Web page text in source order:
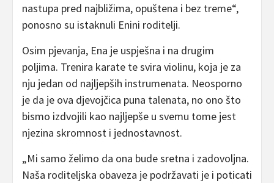
nastupa pred najbližima, opuštena i bez treme“,
ponosno su istaknuli Enini roditelji.
Osim pjevanja, Ena je uspješna i na drugim
poljima. Trenira karate te svira violinu, koja je za
nju jedan od najljepših instrumenata. Neosporno
je da je ova djevojčica puna talenata, no ono što
bismo izdvojili kao najljepše u svemu tome jest
njezina skromnost i jednostavnost.
„Mi samo želimo da ona bude sretna i zadovoljna.
Naša roditeljska obaveza je podržavati je i poticati